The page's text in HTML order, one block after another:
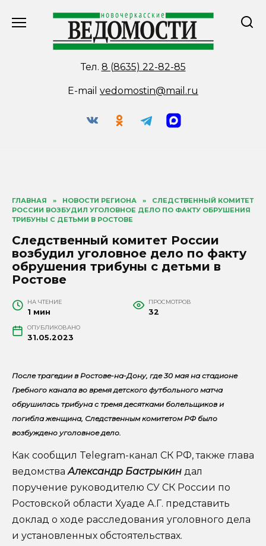
Тел. 8 (8635) 22-82-85
E-mail vedomostin@mail.ru
ГЛАВНАЯ » НОВОСТИ РЕГИОНА »
СЛЕДСТВЕННЫЙ КОМИТЕТ
РОССИИ ВОЗБУДИЛ УГОЛОВНОЕ ДЕЛО ПО ФАКТУ ОБРУШЕНИЯ
ТРИБУНЫ С ДЕТЬМИ В РОСТОВЕ
Следственный комитет России
возбудил уголовное дело по факту
обрушения трибуны с детьми в
Ростове
НА ЧТЕНИЕ
1 мин
ПРОСМОТРОВ
32
ОПУБЛИКОВАНО
31.05.2023
После трагедии в Ростове-на-Дону, где 30 мая на стадионе
Гребного канала во время детского футбольного матча
обрушилась трибуна с тремя десятками болельщиков и
погибла женщина, Следственным комитетом РФ было
возбуждено уголовное дело.
Как сообщил Telegram-канал СК РФ, также глава
ведомства Александр Бастрыкин дал
поручение руководителю СУ СК России по
Ростовской области Хуаде А.Г. представить
доклад о ходе расследования уголовного дела
и установленных обстоятельствах.